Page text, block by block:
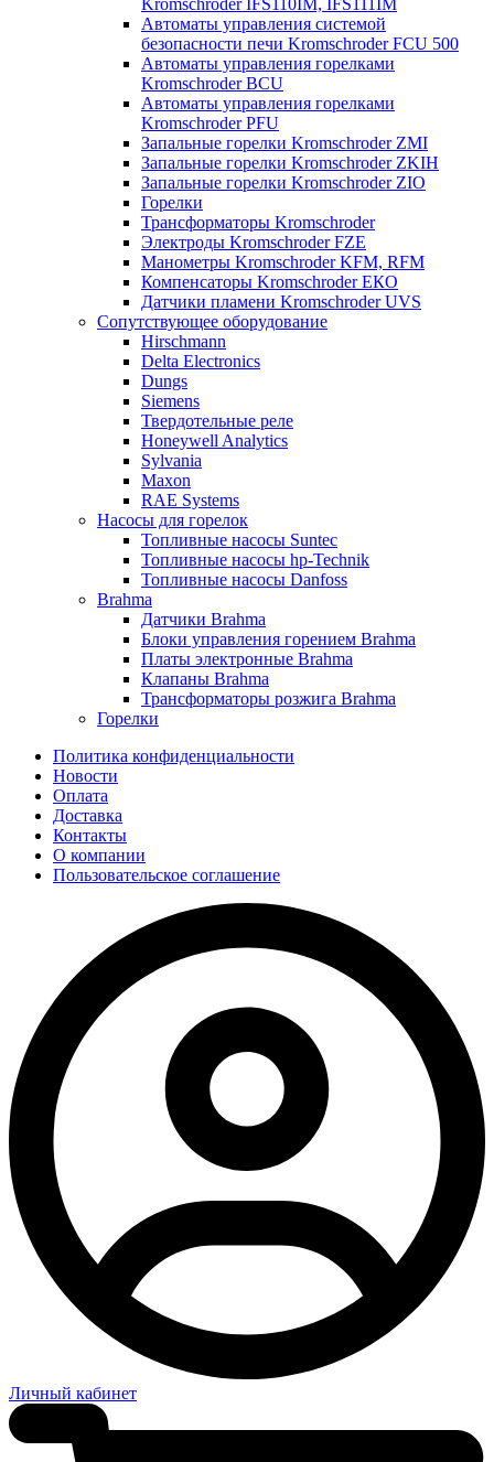
Kromschroder IFS110IM, IFS111IM
Автоматы управления системой
безопасности печи Kromschroder FCU 500
Автоматы управления горелками
Kromschroder BCU
Автоматы управления горелками
Kromschroder PFU
Запальные горелки Kromschroder ZМI
Запальные горелки Kromschroder ZKIH
Запальные горелки Kromschroder ZIO
Горелки
Трансформаторы Kromschroder
Электроды Kromschroder FZE
Манометры Kromschroder KFM, RFM
Компенсаторы Kromschroder ЕКО
Датчики пламени Kromschroder UVS
Сопутствующее оборудование
Hirschmann
Delta Electronics
Dungs
Siemens
Твердотельные реле
Honeywell Analytics
Sylvania
Maxon
RAE Systems
Насосы для горелок
Топливные насосы Suntec
Топливные насосы hp-Technik
Топливные насосы Danfoss
Brahma
Датчики Brahma
Блоки управления горением Brahma
Платы электронные Brahma
Клапаны Brahma
Трансформаторы розжига Brahma
Горелки
Политика конфиденциальности
Новости
Оплата
Доставка
Контакты
О компании
Пользовательское соглашение
Личный кабинет